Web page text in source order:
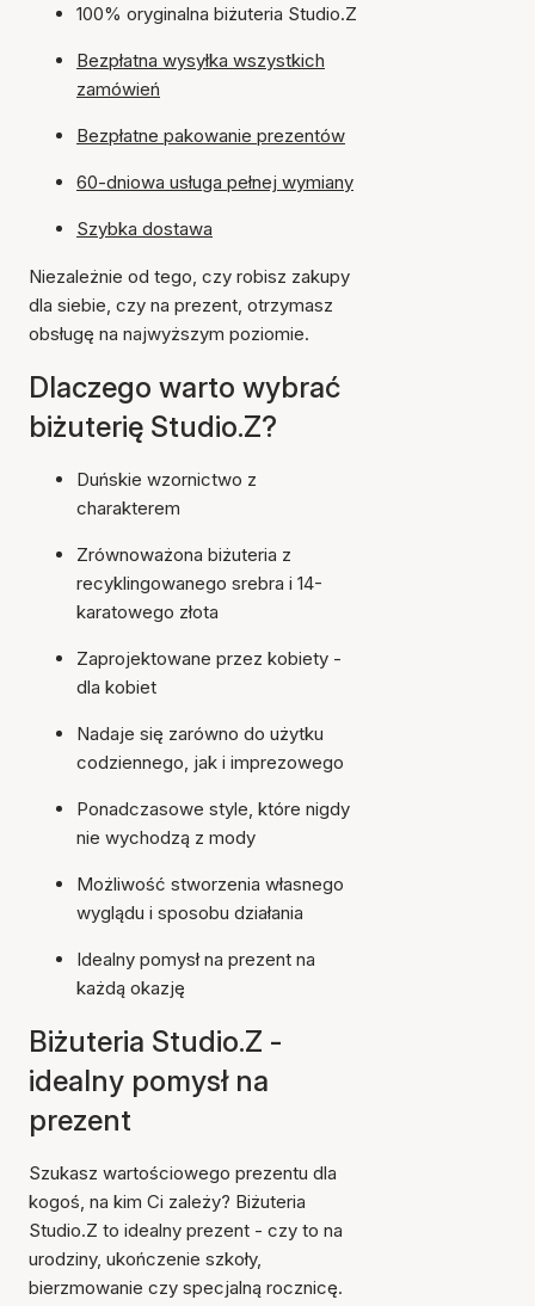
100% oryginalna biżuteria Studio.Z
Bezpłatna wysyłka wszystkich
zamówień
Bezpłatne pakowanie prezentów
60-dniowa usługa pełnej wymiany
Szybka dostawa
Niezależnie od tego, czy robisz zakupy
dla siebie, czy na prezent, otrzymasz
obsługę na najwyższym poziomie.
Dlaczego warto wybrać
biżuterię Studio.Z?
Duńskie wzornictwo z
charakterem
Zrównoważona biżuteria z
recyklingowanego srebra i 14-
karatowego złota
Zaprojektowane przez kobiety -
dla kobiet
Nadaje się zarówno do użytku
codziennego, jak i imprezowego
Ponadczasowe style, które nigdy
nie wychodzą z mody
Możliwość stworzenia własnego
wyglądu i sposobu działania
Idealny pomysł na prezent na
każdą okazję
Biżuteria Studio.Z -
idealny pomysł na
prezent
Szukasz wartościowego prezentu dla
kogoś, na kim Ci zależy? Biżuteria
Studio.Z to idealny prezent - czy to na
urodziny, ukończenie szkoły,
bierzmowanie czy specjalną rocznicę.